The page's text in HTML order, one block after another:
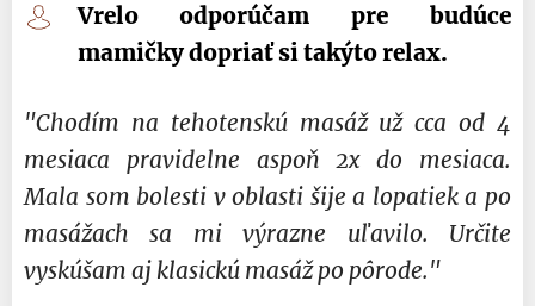
Vrelo odporúčam pre budúce
mamičky dopriať si takýto relax.
"Chodím na tehotenskú masáž už cca od 4
mesiaca pravidelne aspoň 2x do mesiaca.
Mala som bolesti v oblasti šije a lopatiek a po
masážach sa mi výrazne uľavilo. Určite
vyskúšam aj klasickú masáž po pôrode."